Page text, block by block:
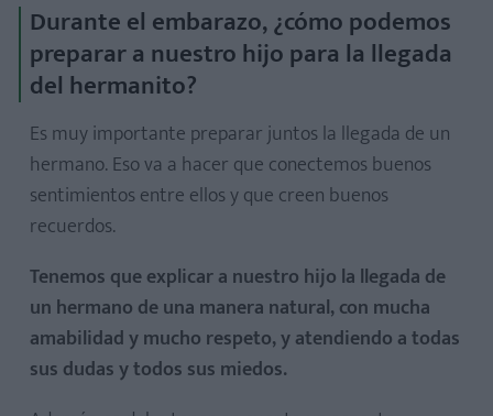
Durante el embarazo, ¿cómo podemos
preparar a nuestro hijo para la llegada
del hermanito?
Es muy importante preparar juntos la llegada de un
hermano. Eso va a hacer que conectemos buenos
sentimientos entre ellos y que creen buenos
recuerdos.
Tenemos que explicar a nuestro hijo la llegada de
un hermano de una manera natural, con mucha
amabilidad y mucho respeto, y atendiendo a todas
sus dudas y todos sus miedos.